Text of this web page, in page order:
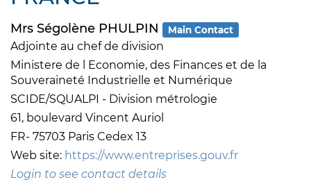
Mrs Ségolène PHULPIN Main Contact
Adjointe au chef de division
Ministere de l Economie, des Finances et de la
Souveraineté Industrielle et Numérique
SCIDE/SQUALPI - Division métrologie
61, boulevard Vincent Auriol
FR- 75703 Paris Cedex 13
Web site: https://www.entreprises.gouv.fr
Login to see contact details